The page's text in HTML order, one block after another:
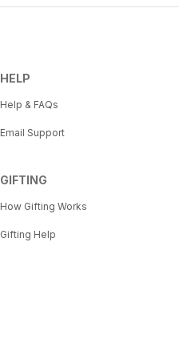
HELP
Help & FAQs
Email Support
GIFTING
How Gifting Works
Gifting Help